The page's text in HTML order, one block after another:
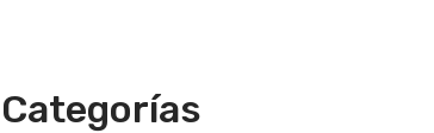
Categorías